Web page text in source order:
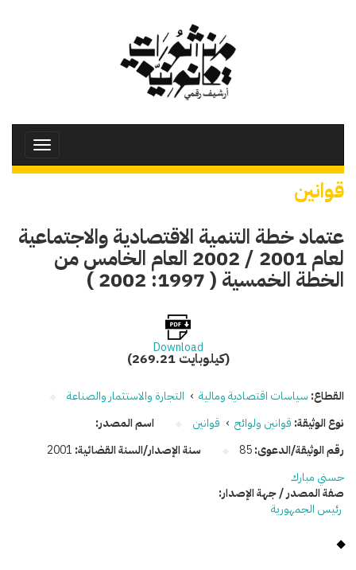
Toggle
قوانين
عتماد خطة التنمية الاقتصادية والاجتماعية
لعام 2001 / 2002 العام الخامس من
الخطة الخمسية ( 1997: 2002 )
Download
(269.21 كيلوبايت)
القطاع: سياسات اقتصادية ومالية › التجارة والاستثمار والصناعة
نوع الوثيقة: قوانين ولوائح › قوانين
رقم الوثيقة/الدعوى:85 سنة الإصدار/السنة القضائية: 2001
اسم المصدر:
حسني مبارك
صفة المصدر / جهة الإصدار:
رئيس الجمهورية